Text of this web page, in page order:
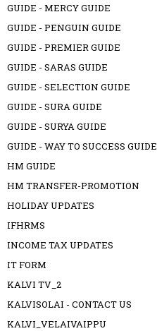
GUIDE - MERCY GUIDE
GUIDE - PENGUIN GUIDE
GUIDE - PREMIER GUIDE
GUIDE - SARAS GUIDE
GUIDE - SELECTION GUIDE
GUIDE - SURA GUIDE
GUIDE - SURYA GUIDE
GUIDE - WAY TO SUCCESS GUIDE
HM GUIDE
HM TRANSFER-PROMOTION
HOLIDAY UPDATES
IFHRMS
INCOME TAX UPDATES
IT FORM
KALVI TV_2
KALVISOLAI - CONTACT US
KALVI_VELAIVAIPPU